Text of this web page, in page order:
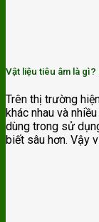
Vật liệu tiêu âm là
Trên thị trường
khác nhau và
dùng trong sử
biết sâu hơn. Vậy